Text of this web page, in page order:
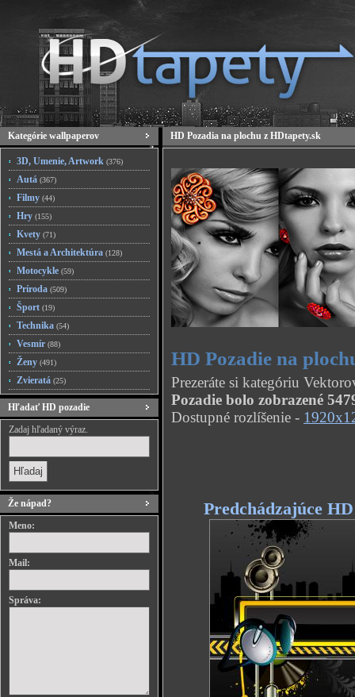
Kategórie wallpaperov
3D, Umenie, Artwork (376)
Autá (367)
Filmy (44)
Hry (155)
Kvety (71)
Mestá a Architektúra (128)
Motocykle (59)
Príroda (509)
Šport (19)
Technika (54)
Vesmír (88)
Ženy (491)
Zvieratá (25)
Hľadať HD pozadie
Zadaj hľadaný výraz.
Že nápad?
Meno:
Mail:
Správa:
HD Pozadia na plochu z HDtapety.sk
HD Pozadie na
Prezeráte si kategóriu
Pozadie bolo zobrazené
Dostupné rozlíšenie -
Predchádzajúce